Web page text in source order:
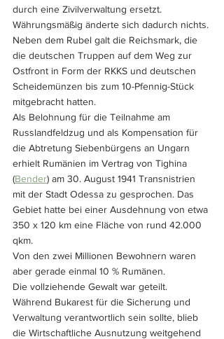
durch eine Zivilverwaltung ersetzt.
Währungsmäßig änderte sich dadurch nichts.
Neben dem Rubel galt die Reichsmark, die
die deutschen Truppen auf dem Weg zur
Ostfront in Form der RKKS und deutschen
Scheidemünzen bis zum 10-Pfennig-Stück
mitgebracht hatten.
Als Belohnung für die Teilnahme am
Russlandfeldzug und als Kompensation für
die Abtretung Siebenbürgens an Ungarn
erhielt Rumänien im Vertrag von Tighina
(Bender) am 30. August 1941 Transnistrien
mit der Stadt Odessa zu gesprochen. Das
Gebiet hatte bei einer Ausdehnung von etwa
350 x 120 km eine Fläche von rund 42.000
qkm.
Von den zwei Millionen Bewohnern waren
aber gerade einmal 10 % Rumänen.
Die vollziehende Gewalt war geteilt.
Während Bukarest für die Sicherung und
Verwaltung verantwortlich sein sollte, blieb
die Wirtschaftliche Ausnutzung weitgehend